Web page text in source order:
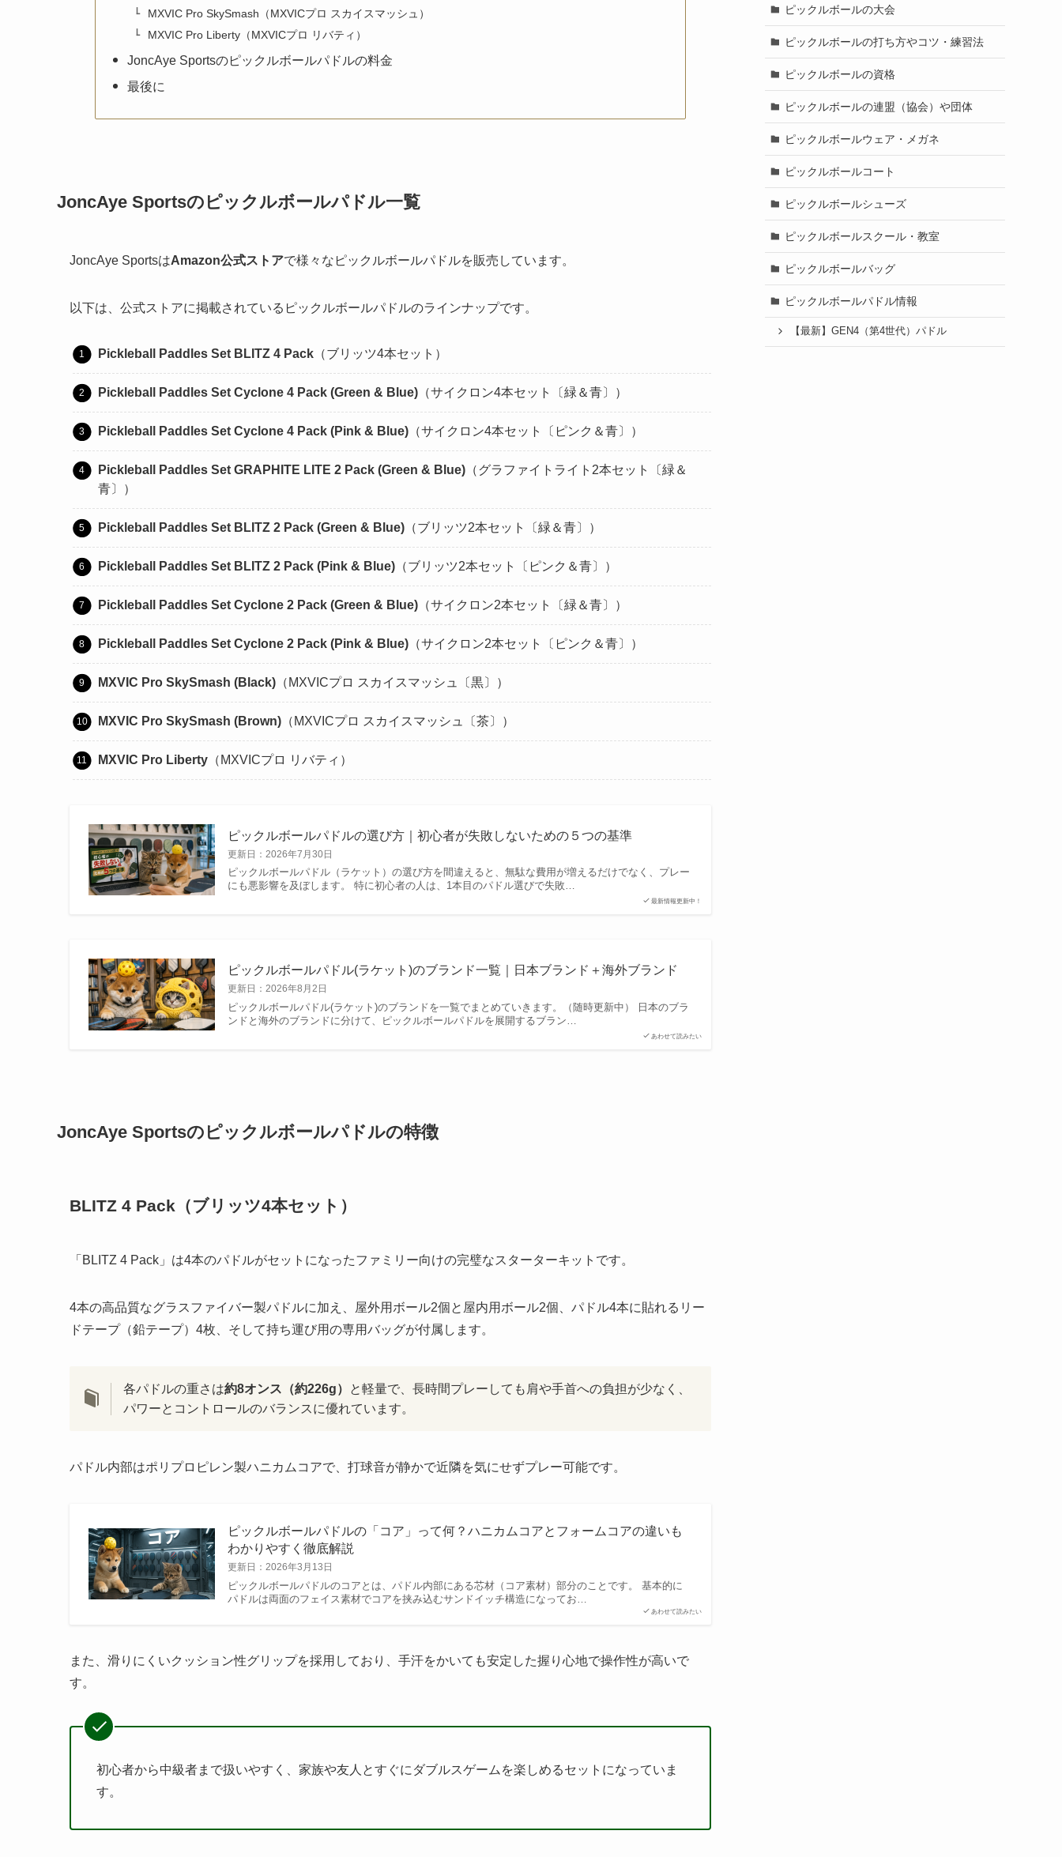
MXVIC Pro SkySmash（MXVICプロ スカイスマッシュ）
MXVIC Pro Liberty（MXVICプロ リバティ）
JoncAye Sportsのピックルボールパドルの料金
最後に
JoncAye Sportsのピックルボールパドル一覧
JoncAye SportsはAmazon公式ストアで様々なピックルボールパドルを販売しています。
以下は、公式ストアに掲載されているピックルボールパドルのラインナップです。
Pickleball Paddles Set BLITZ 4 Pack （ブリッツ4本セット）
Pickleball Paddles Set Cyclone 4 Pack (Green & Blue) （サイクロン4本セット〔緑＆青〕）
Pickleball Paddles Set Cyclone 4 Pack (Pink & Blue) （サイクロン4本セット〔ピンク＆青〕）
Pickleball Paddles Set GRAPHITE LITE 2 Pack (Green & Blue) （グラファイトライト2本セット〔緑＆
青〕）
Pickleball Paddles Set BLITZ 2 Pack (Green & Blue) （ブリッツ2本セット〔緑＆青〕）
Pickleball Paddles Set BLITZ 2 Pack (Pink & Blue) （ブリッツ2本セット〔ピンク＆青〕）
Pickleball Paddles Set Cyclone 2 Pack (Green & Blue) （サイクロン2本セット〔緑＆青〕）
Pickleball Paddles Set Cyclone 2 Pack (Pink & Blue) （サイクロン2本セット〔ピンク＆青〕）
MXVIC Pro SkySmash (Black) （MXVICプロ スカイスマッシュ〔黒〕）
MXVIC Pro SkySmash (Brown) （MXVICプロ スカイスマッシュ〔茶〕）
MXVIC Pro Liberty （MXVICプロ リバティ）
最新情報更新中！
ピックルボールパドルの選び方｜初心者が失敗しないための５つの基準
更新日：2026年7月30日
ピックルボールパドル（ラケット）の選び方を間違えると、無駄な費用が増えるだけでなく、プレー
にも悪影響を及ぼします。 特に初心者の人は、1本目のパドル選びで失敗…
あわせて読みたい
ピックルボールパドル(ラケット)のブランド一覧｜日本ブランド＋海外ブランド
更新日：2026年8月2日
ピックルボールパドル(ラケット)のブランドを一覧でまとめていきます。（随時更新中） 日本のブラ
ンドと海外のブランドに分けて、ピックルボールパドルを展開するブラン…
JoncAye Sportsのピックルボールパドルの特徴
BLITZ 4 Pack（ブリッツ4本セット）
「BLITZ 4 Pack」は4本のパドルがセットになったファミリー向けの完璧なスターターキットです。
4本の高品質なグラスファイバー製パドルに加え、屋外用ボール2個と屋内用ボール2個、パドル4本に貼れるリー
ドテープ（鉛テープ）4枚、そして持ち運び用の専用バッグが付属します。
各パドルの重さは約8オンス（約226g）
と軽量で、長時間プレーしても肩や手首への負担が少なく、
パワーとコントロールのバランスに優れています。
パドル内部はポリプロピレン製ハニカムコアで、打球音が静かで近隣を気にせずプレー可能です。
あわせて読みたい
ピックルボールパドルの「コア」って何？ハニカムコアとフォームコアの違いも
わかりやすく徹底解説
更新日：2026年3月13日
ピックルボールパドルのコアとは、パドル内部にある芯材（コア素材）部分のことです。 基本的に
パドルは両面のフェイス素材でコアを挟み込むサンドイッチ構造になってお…
また、滑りにくいクッション性グリップを採用しており、手汗をかいても安定した握り心地で操作性が高いで
す。
初心者から中級者まで扱いやすく、家族や友人とすぐにダブルスゲームを楽しめるセットになっていま
す。
ピックルボールの大会
ピックルボールの打ち方やコツ・練習法
ピックルボールの資格
ピックルボールの連盟（協会）や団体
ピックルボールウェア・メガネ
ピックルボールコート
ピックルボールシューズ
ピックルボールスクール・教室
ピックルボールバッグ
ピックルボールパドル情報
【最新】GEN4（第4世代）パドル